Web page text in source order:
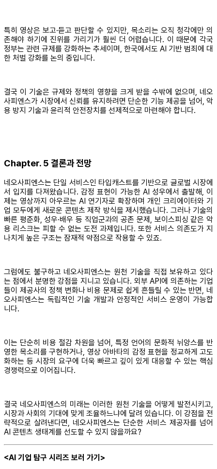
특히 영상은 보고·듣고 판단할 수 있지만, 목소리는 오직 청각에만 의
존해야 하기에 진위를 가리기가 훨씬 더 어렵습니다. 이 때문에 각국
정부는 관련 규제를 강화하는 추세이며, 한국에서도 AI 기반 범죄에 대
한 처벌 강화를 논의 중입니다.
결국 이 기술은 규제와 정책의 영향을 크게 받을 수밖에 없으며, 네오
사피엔스가 시장에서 신뢰를 유지하려면 단순한 기능 제공을 넘어, 악
용 방지 기술과 윤리적 안전장치를 선제적으로 마련해야 합니다.
Chapter. 5 결론과 전망
네오사피엔스는 단일 서비스인 타입캐스트를 기반으로 글로벌 시장에
서 입지를 다져왔습니다. 감정 표현이 가능한 AI 성우에서 출발해, 이
제는 영상까지 아우르는 AI 연기자로 확장하며 개인 크리에이터와 기
업 모두에게 새로운 콘텐츠 제작 방식을 제시했습니다. 그러나 기술의
빠른 평준화, 성우·배우 등 직업군과의 공존 문제, 보이스피싱 같은 악
용 리스크는 피할 수 없는 도전 과제입니다. 또한 서비스 의존도가 지
나치게 높은 구조는 잠재적 약점으로 작용할 수 있죠.
그럼에도 불구하고 네오사피엔스는 원천 기술을 직접 보유하고 있다
는 점에서 분명한 강점을 지니고 있습니다. 외부 API에 의존하는 기업
들이 제공사의 정책 변화나 비용 문제로 쉽게 흔들릴 수 있는 반면, 네
오사피엔스는 독립적인 기술 개발과 안정적인 서비스 운영이 가능합
니다.
이는 단순히 비용 절감 차원을 넘어, 특정 언어의 문화적 뉘앙스를 반
영한 목소리를 구현하거나, 영상 아바타의 감정 표현을 정교하게 고도
화하는 등 시장의 요구에 더욱 빠르고 깊이 있게 대응할 수 있는 핵심
경쟁력으로 이어집니다.
결국 네오사피엔스의 미래는 이러한 원천 기술을 어떻게 발전시키고,
시장과 사회의 기대에 맞게 조율하느냐에 달려 있습니다. 이 강점을 전
략적으로 살려낸다면, 네오사피엔스는 단순한 서비스 제공자를 넘어
AI 콘텐츠 생태계를 선도할 수 있지 않을까요?
<AI 기업 탐구 시리즈 보러 가기>